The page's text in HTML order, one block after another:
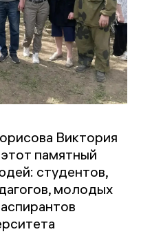
Виктория
памятный
студентов,
молодых